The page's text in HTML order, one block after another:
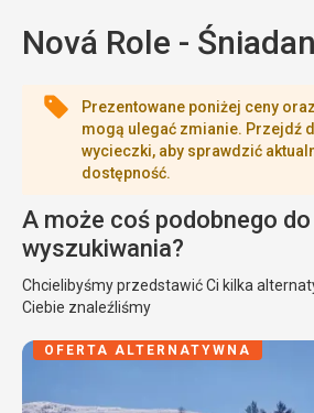
Nová Role -
Prezentowane poniżej ceny
mogą ulegać zmianie. Przejdź
wycieczki, aby sprawdzić
dostępność.
A może coś podobnego
wyszukiwania?
Chcielibyśmy przedstawić Ci kilka
Ciebie znaleźliśmy
OFERTA ALTERNATYWNA